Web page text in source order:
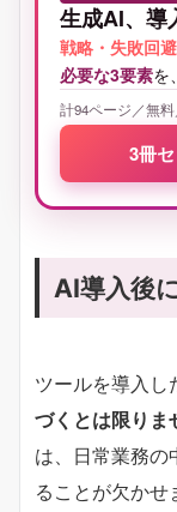
生成AI、導
戦略・失敗回
必要な3要素を
計94ページ／無
3冊
AI導入後
ツールを導入し
づくとは限りま
は、日常業務の
ることが欠かせ